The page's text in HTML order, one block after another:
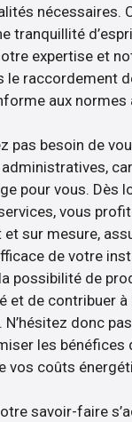
nécessaires.
tranquillité
expertise et
le raccordement
aux normes
pas besoin de
pour vous. Dès
vous
sur mesure,
de votre
possibilité de
et de contribuer
N’hésitez donc
les bénéfices
vos coûts
savoir-faire